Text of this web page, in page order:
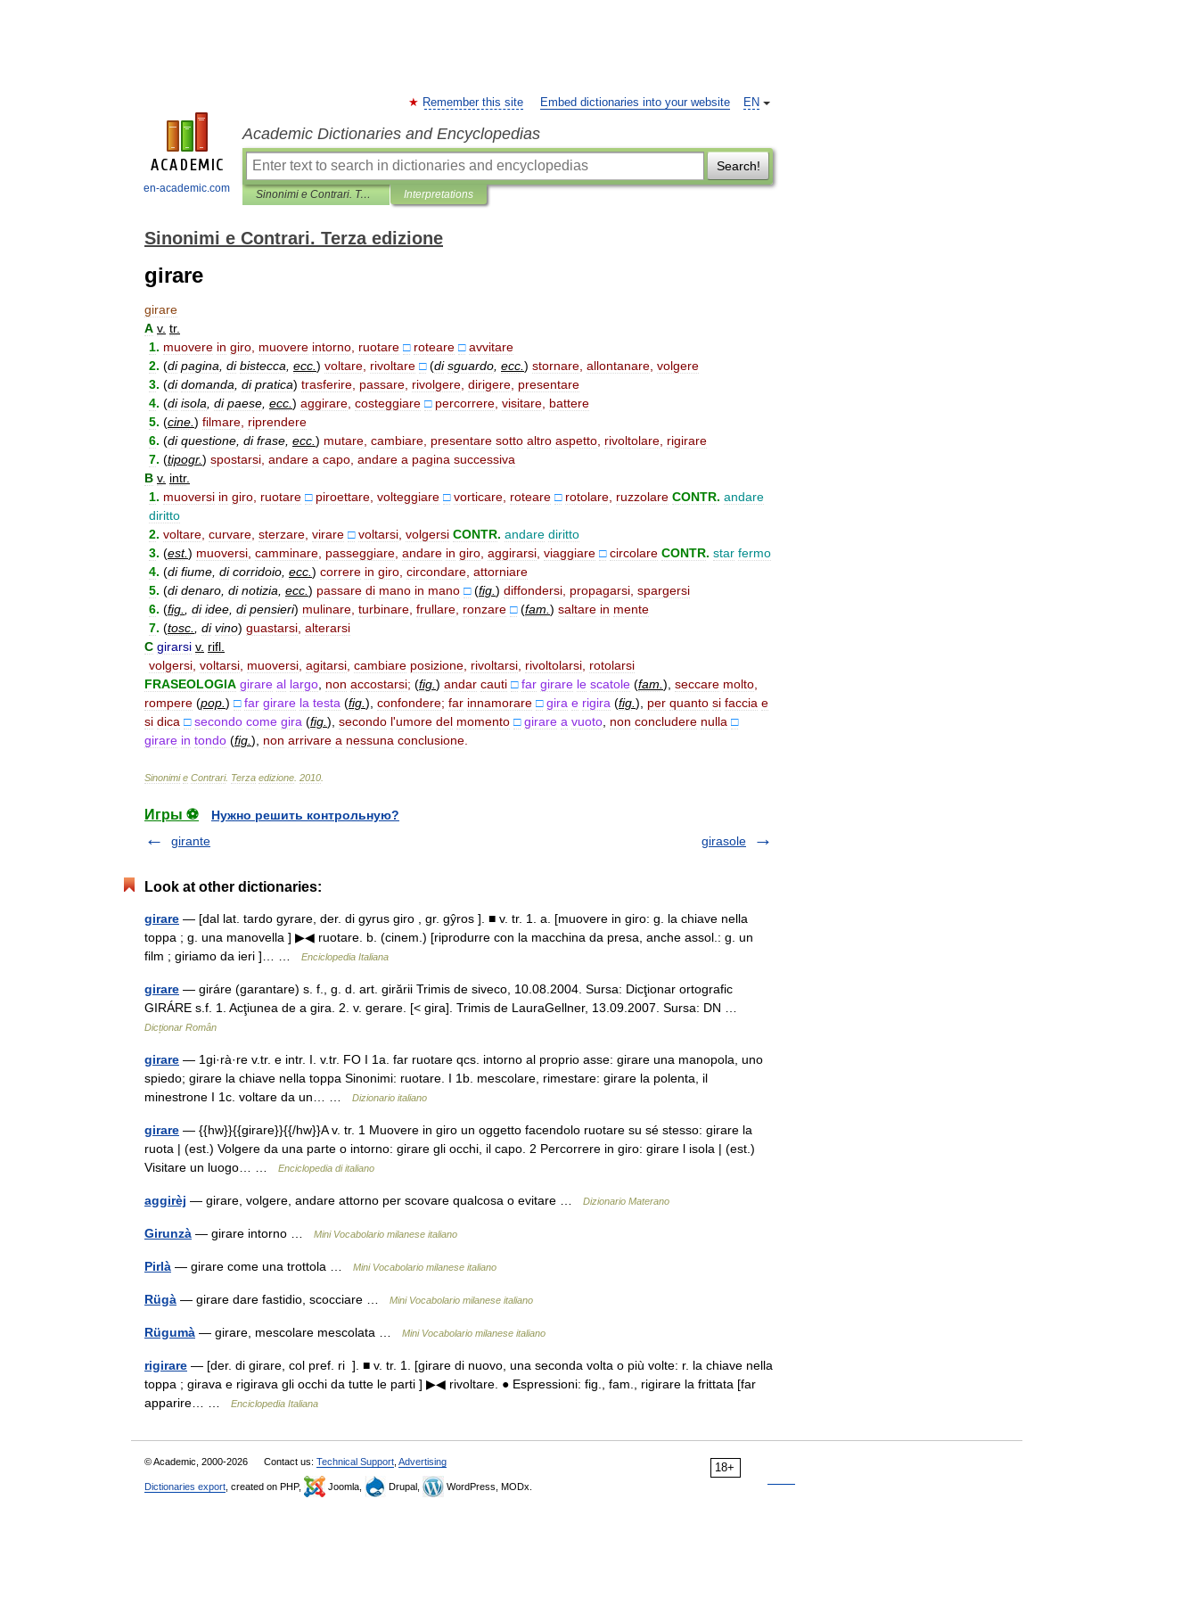
en-academic.com
EN
Remember this site Embed dictionaries into your website
Academic Dictionaries and Encyclopedias
Search!
Sinonimi e Contrari. Terza edizione Interpretations
Sinonimi e Contrari. Terza edizione
girare
girare
A v. tr.
1. muovere in giro muovere intorno ruotare □ roteare □ avvitare
2. (di pagina di bistecca ecc ) voltare rivoltare □ (di sguardo ecc ) stornare allontanare volgere
3. (di domanda di pratica) trasferire passare rivolgere dirigere presentare
4. (di isola di paese ecc ) aggirare costeggiare □ percorrere visitare battere
5. (cine ) filmare riprendere
6. (di questione di frase ecc ) mutare cambiare presentare sotto altro aspetto rivoltolare rigirare
7. (tipogr.) spostarsi andare a capo andare a pagina successiva
B v. intr.
1. muoversi in giro ruotare □ piroettare volteggiare □ vorticare roteare □ rotolare ruzzolare CONTR. andare
diritto
2. voltare curvare sterzare virare □ voltarsi volgersi CONTR. andare diritto
3. (est.) muoversi camminare passeggiare andare in giro aggirarsi viaggiare □ circolare CONTR. star fermo
4. (di fiume di corridoio ecc ) correre in giro circondare attorniare
5. (di denaro di notizia ecc ) passare di mano in mano □ (fig ) diffondersi propagarsi spargersi
6. (fig di idee di pensieri) mulinare turbinare frullare ronzare □ (fam ) saltare in mente
7. (tosc di vino) guastarsi alterarsi
C girarsi v. rifl
volgersi voltarsi muoversi agitarsi cambiare posizione rivoltarsi rivoltolarsi rotolarsi
FRASEOLOGIA girare al largo non accostarsi; (fig ) andar cauti □ far girare le scatole (fam ) seccare molto
rompere (pop ) □ far girare la testa (fig ) confondere; far innamorare □ gira e rigira (fig ) per quanto si faccia e
si dica □ secondo come gira (fig ) secondo l'umore del momento □ girare a vuoto non concludere nulla □
girare in tondo (fig ) non arrivare a nessuna conclusione
Sinonimi e Contrari. Terza edizione 2010
Игры ⚽
Нужно решить контрольную?
girante
girasole
Look at other dictionaries:
girare — [dal lat. tardo gyrare, der. di gyrus giro , gr. gŷros ]. ■ v. tr. 1. a. [muovere in giro: g. la chiave nella
toppa ; g. una manovella ] ▶◀ ruotare. b. (cinem.) [riprodurre con la macchina da presa, anche assol.: g. un
film ; giriamo da ieri ]… …
Enciclopedia Italiana
girare — giráre (garantare) s. f., g. d. art. girării Trimis de siveco, 10.08.2004. Sursa: Dicţionar ortografic
GIRÁRE s.f. 1. Acţiunea de a gira. 2. v. gerare. [< gira]. Trimis de LauraGellner, 13.09.2007. Sursa: DN …
Dicționar Român
girare — 1gi·rà·re v.tr. e intr. I. v.tr. FO I 1a. far ruotare qcs. intorno al proprio asse: girare una manopola, uno
spiedo; girare la chiave nella toppa Sinonimi: ruotare. I 1b. mescolare, rimestare: girare la polenta, il
minestrone I 1c. voltare da un… …
Dizionario italiano
girare — {{hw}}{{girare}}{{/hw}}A v. tr. 1 Muovere in giro un oggetto facendolo ruotare su sé stesso: girare la
ruota | (est.) Volgere da una parte o intorno: girare gli occhi, il capo. 2 Percorrere in giro: girare l isola | (est.)
Visitare un luogo… …
Enciclopedia di italiano
aggirèj — girare, volgere, andare attorno per scovare qualcosa o evitare … Dizionario Materano
Girunzà — girare intorno … Mini Vocabolario milanese italiano
Pirlà — girare come una trottola … Mini Vocabolario milanese italiano
Rügà — girare dare fastidio, scocciare … Mini Vocabolario milanese italiano
Rügumà — girare, mescolare mescolata … Mini Vocabolario milanese italiano
rigirare — [der. di girare, col pref. ri ]. ■ v. tr. 1. [girare di nuovo, una seconda volta o più volte: r. la chiave nella
toppa ; girava e rigirava gli occhi da tutte le parti ] ▶◀ rivoltare. ● Espressioni: fig., fam., rigirare la frittata [far
apparire… …
Enciclopedia Italiana
18+
© Academic, 2000-2026 Contact us: Technical Support Advertising
Dictionaries export , created on PHP, Joomla, Drupal, WordPress, MODx.